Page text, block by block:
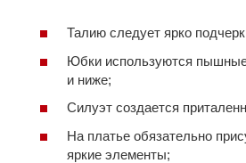
Талию следует ярко
Юбки используются
и ниже;
Силуэт создается
На платье обязательно
яркие элементы;